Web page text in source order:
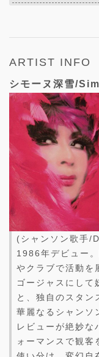
ARTIST INFO
シモーヌ深雪/
(シャンソン歌手/
1986年デビュー
やクラブで活動を
ゴージャスにして
と、独自のスタン
華麗なるシャンソ
レビューが絶妙な
ォーマンスで観客